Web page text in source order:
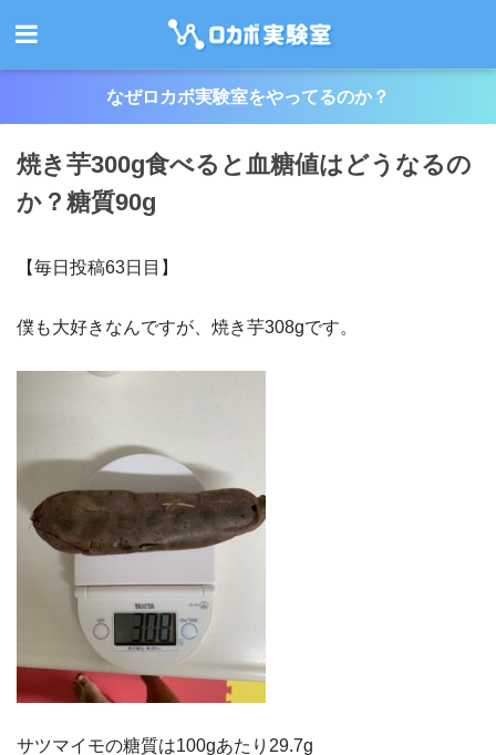
なぜロカボ実験室をやってるのか？
焼き芋300g食べると血糖値はどうなるの
か？糖質90g
【毎日投稿63日目】
僕も大好きなんですが、焼き芋308gです。
サツマイモの糖質は100gあたり29.7g